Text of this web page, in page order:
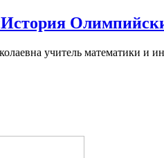
учитель